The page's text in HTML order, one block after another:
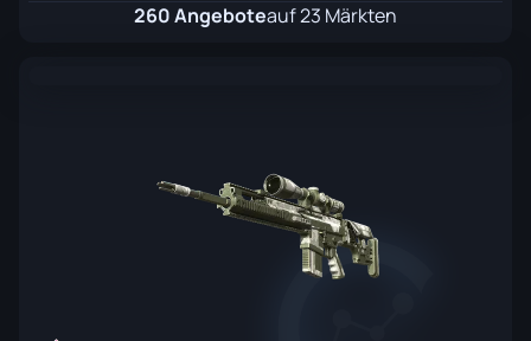
260 Angeboteauf 23 Märkten